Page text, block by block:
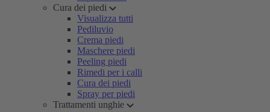
Cura dei piedi
Visualizza tutti
Pediluvio
Crema piedi
Maschere piedi
Peeling piedi
Rimedi per i calli
Cura dei piedi
Spray per piedi
Trattamenti unghie